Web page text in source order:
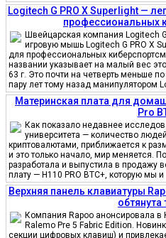
Logitech G PRO X Superlight —
профессиональных
Швейцарская компания Logitech
игровую мышь Logitech G PRO X
для профессиональных
названии указывает на малый вес
63 г. Это почти на четверть меньше
пару лет тому назад манипулятором
Материнская плата для
Pro
Как показало недавнее
университета — количество
криптовалютами, приближается к
и это только начало, мир меняется.
разработала и выпустила в продажу
плату — H110 PRO BTC+, которую мы
Верхняя панель клавиатуры
обтянута
Компания Rapoo анонсировала в
Ralemo Pre 5 Fabric Edition.
секции цифровых клавиш) и